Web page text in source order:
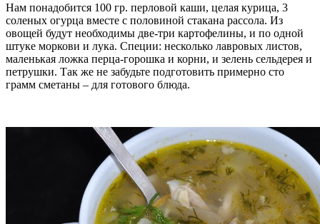
Нам понадобится 100 гр. перловой каши, целая курица, 3
соленых огурца вместе с половиной стакана рассола. Из
овощей будут необходимы две-три картофелины, и по одной
штуке моркови и лука. Специи: несколько лавровых листов,
маленькая ложка перца-горошка и корни, и зелень сельдерея и
петрушки. Так же не забудьте подготовить примерно сто
грамм сметаны – для готового блюда.